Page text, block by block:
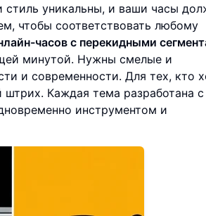
уникальны, и ваши часы
чтобы соответствовать любому
часов с перекидными
минутой. Нужны смелые и
и современности. Для тех, кто
Каждая тема разработана с
инструментом и